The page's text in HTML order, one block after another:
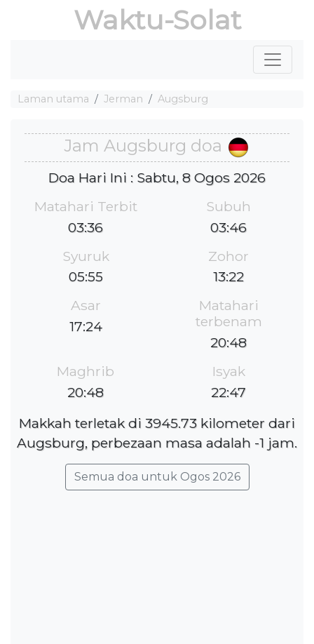
Waktu-Solat
Laman utama Jerman Augsburg
Jam Augsburg doa
Doa Hari Ini : Sabtu, 8 Ogos 2026
Matahari Terbit
03:36
Subuh
03:46
Syuruk
05:55
Zohor
13:22
Asar
17:24
Matahari
terbenam
20:48
Maghrib
20:48
Isyak
22:47
Makkah terletak di 3945.73 kilometer dari
Augsburg, perbezaan masa adalah -1 jam.
Semua doa untuk Ogos 2026